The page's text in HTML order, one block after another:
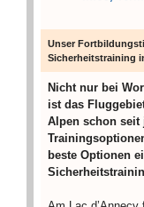
Unser
Sicherheitstraining
Nicht nur bei
ist das
Alpen schon seit
beste Optionen